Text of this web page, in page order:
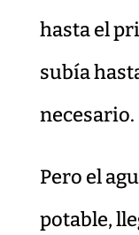
hasta el
subía
necesario.
Pero el
potable,